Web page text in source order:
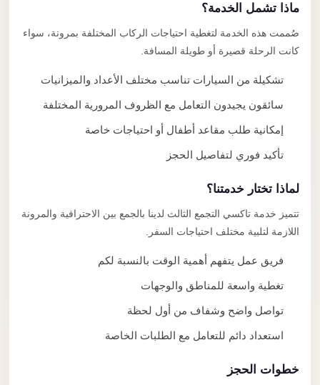
ماذا تشمل الخدمة؟
صُممت هذه الخدمة لتغطية احتياجات الركاب المختلفة بمرونة، سواء
كانت الرحلة قصيرة أو طويلة المسافة.
تشكيلة من السيارات تناسب مختلف الأعداد والميزانيات
سائقون يجيدون التعامل مع الظروف المرورية المختلفة
إمكانية طلب مقاعد أطفال أو احتياجات خاصة
تأكيد فوري لتفاصيل الحجز
لماذا تختار خدمتنا؟
تتميز خدمة تاكسي التجمع الثالث لدينا بالجمع بين الاحترافية والمرونة
اللازمة لتلبية مختلف احتياجات السفر.
فريق عمل يتفهم أهمية الوقت بالنسبة لكم
تغطية واسعة للمناطق والوجهات
تواصل واضح وشفاف من أول لحظة
استعداد دائم للتعامل مع الطلبات الخاصة
خطوات الحجز